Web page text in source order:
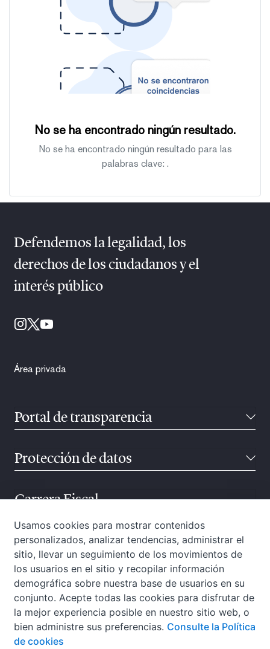
No se ha encontrado ningún resultado.
No se ha encontrado ningún resultado para las
palabras clave: .
Defendemos la legalidad, los
derechos de los ciudadanos y el
interés público
Área privada
Portal de transparencia
Protección de datos
Carrera Fiscal
Atención ciudadana
Usamos cookies para mostrar contenidos
personalizados, analizar tendencias, administrar el
sitio, llevar un seguimiento de los movimientos de
los usuarios en el sitio y recopilar información
demográfica sobre nuestra base de usuarios en su
conjunto. Acepte todas las cookies para disfrutar de
la mejor experiencia posible en nuestro sitio web, o
bien administre sus preferencias. Consulte la Política
de cookies